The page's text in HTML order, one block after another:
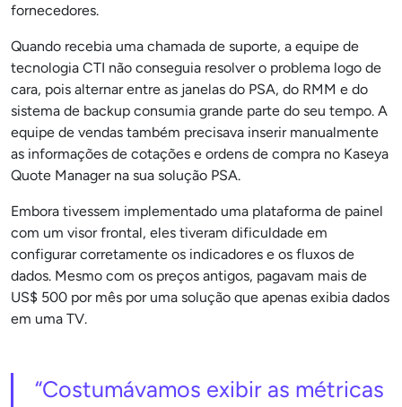
fornecedores.
Quando recebia uma chamada de suporte, a equipe de
tecnologia CTI não conseguia resolver o problema logo de
cara, pois alternar entre as janelas do PSA, do RMM e do
sistema de backup consumia grande parte do seu tempo. A
equipe de vendas também precisava inserir manualmente
as informações de cotações e ordens de compra no Kaseya
Quote Manager na sua solução PSA.
Embora tivessem implementado uma plataforma de painel
com um visor frontal, eles tiveram dificuldade em
configurar corretamente os indicadores e os fluxos de
dados. Mesmo com os preços antigos, pagavam mais de
US$ 500 por mês por uma solução que apenas exibia dados
em uma TV.
“Costumávamos exibir as métricas